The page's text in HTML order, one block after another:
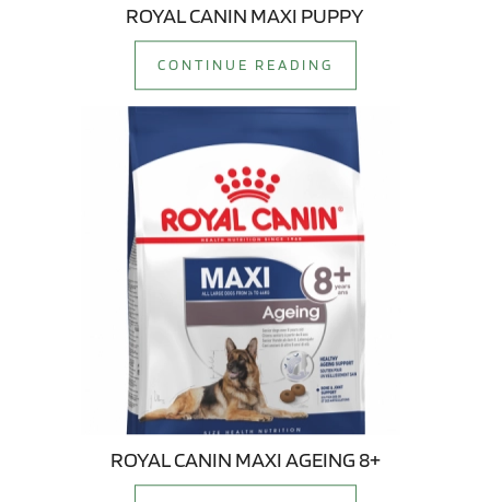
ROYAL CANIN MAXI PUPPY
CONTINUE READING
ROYAL CANIN MAXI AGEING 8+